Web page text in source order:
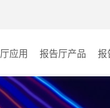
应用 报告厅产品
AI智慧视频会议系
报